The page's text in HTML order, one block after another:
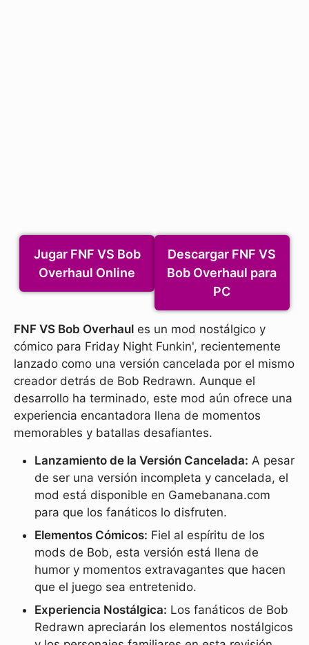
Jugar FNF VS Bob
Overhaul Online
Descargar FNF VS
Bob Overhaul para
PC
FNF VS Bob Overhaul es un mod nostálgico y
cómico para Friday Night Funkin', recientemente
lanzado como una versión cancelada por el mismo
creador detrás de Bob Redrawn. Aunque el
desarrollo ha terminado, este mod aún ofrece una
experiencia encantadora llena de momentos
memorables y batallas desafiantes.
Lanzamiento de la Versión Cancelada: A pesar
de ser una versión incompleta y cancelada, el
mod está disponible en Gamebanana.com
para que los fanáticos lo disfruten.
Elementos Cómicos: Fiel al espíritu de los
mods de Bob, esta versión está llena de
humor y momentos extravagantes que hacen
que el juego sea entretenido.
Experiencia Nostálgica: Los fanáticos de Bob
Redrawn apreciarán los elementos nostálgicos